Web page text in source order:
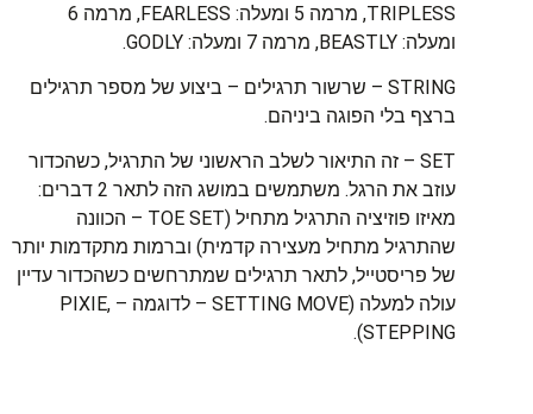
TRIPLESS, מרמה 5 ומעלה: FEARLESS, מרמה 6
ומעלה: BEASTLY, מרמה 7 ומעלה: GODLY.
STRING – שרשור תרגילים – ביצוע של מספר תרגילים
ברצף בלי הפוגה ביניהם.
SET – זה התיאור לשלב הראשוני של התרגיל, כשהכדור
עוזב את הרגל. משתמשים במושג הזה לתאר 2 דברים:
מאיזו פוזיציה התרגיל מתחיל (TOE SET – הכוונה
שהתרגיל מתחיל מעצירה קדמית) וברמות מתקדמות יותר
של פריסטייל, לתאר תרגילים שמתרחשים כשהכדור עדיין
עולה למעלה (SETTING MOVE – לדוגמה – PIXIE,
STEPPING).